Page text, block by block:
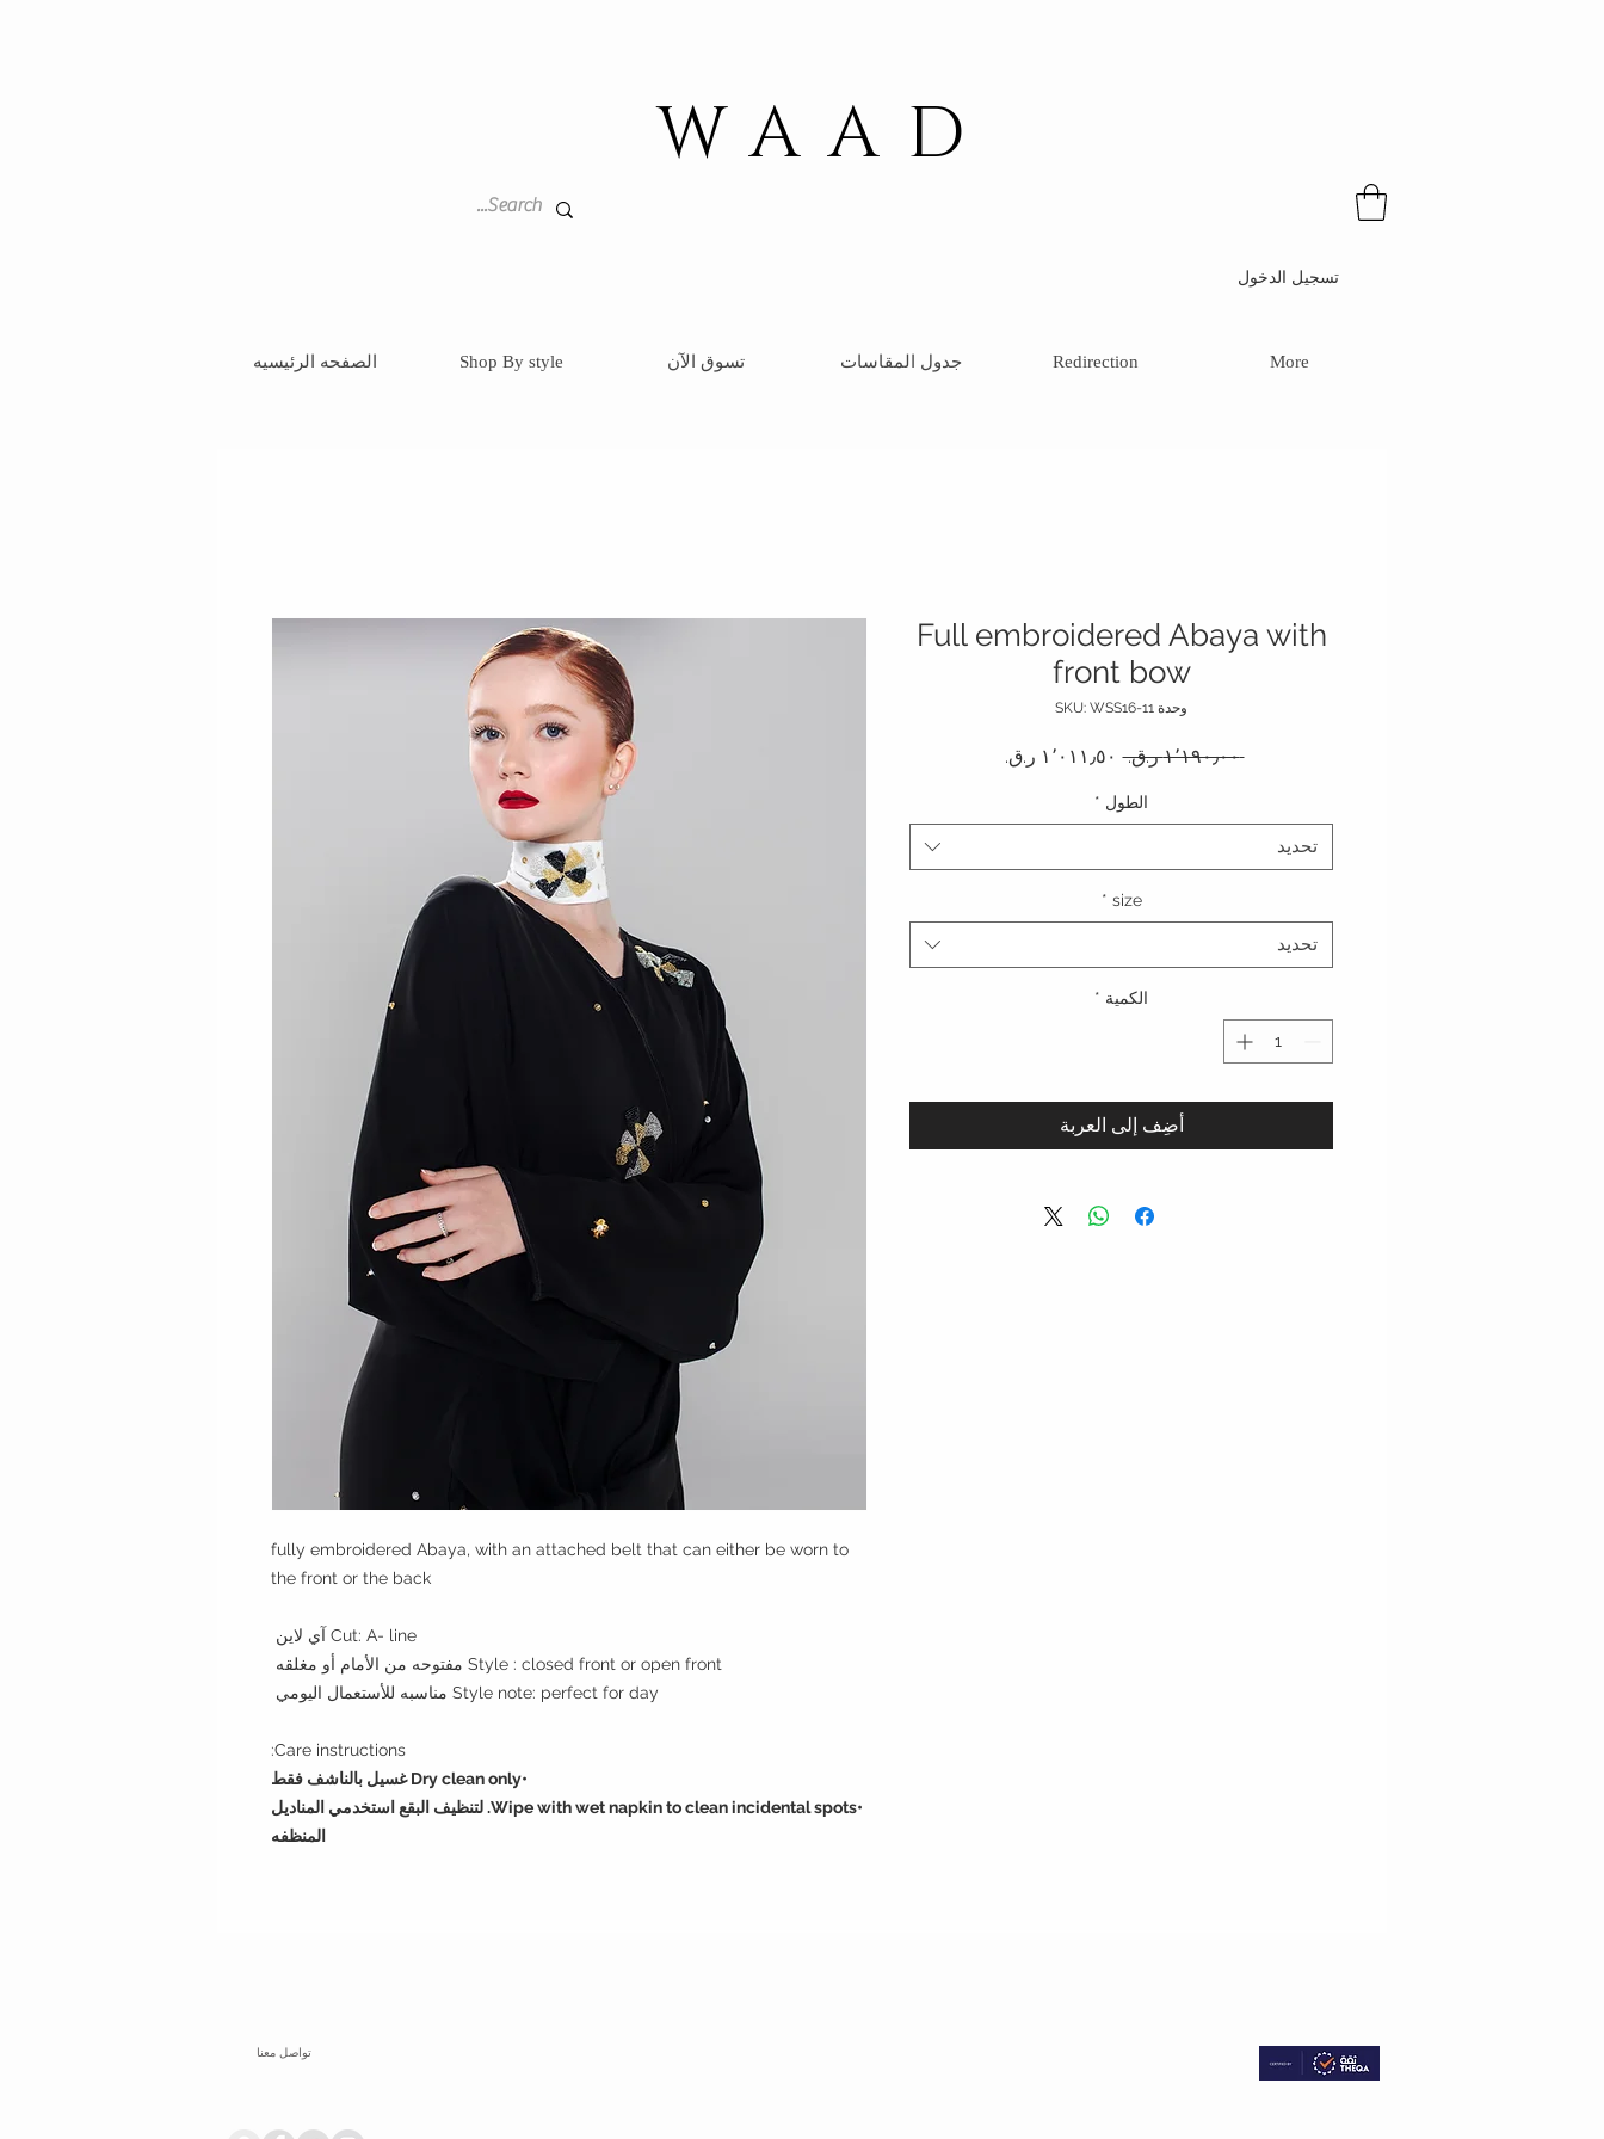
WAAD
تسجيل الدخول
الصفحه الرئيسيه Shop By style تسوق الآن جدول المقاسات Redirection More
fully embroidered Abaya, with an attached belt that can either be worn to
the front or the back
Cut: A- line آي لاين
Style : closed front or open front مفتوحه من الأمام أو مغلقه
Style note: perfect for day مناسبه للأستعمال اليومي
Care instructions:
•Dry clean only غسيل بالناشف فقط
•Wipe with wet napkin to clean incidental spots. لتنظيف البقع استخدمي المناديل
المنظفه
Full embroidered Abaya with
front bow
وحدة SKU: WSS16-11
‏١٬١٩٠٫٠٠ ر.ق.‏ سعر عادي
الطول *
تحديد
size
*
تحديد
الكمية *
أضِف إلى العربة
تواصل معنا